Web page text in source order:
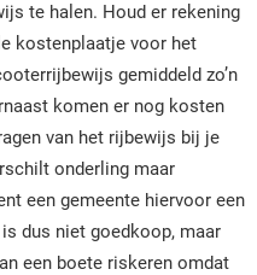
te halen. Houd er rekening
kostenplaatje voor het
gemiddeld zo’n
komen er nog kosten
van het rijbewijs bij je
onderling maar
een gemeente hiervoor een
dus niet goedkoop, maar
een boete riskeren omdat